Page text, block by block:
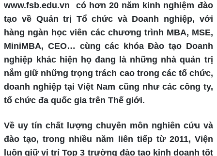
www.fsb.edu.vn có hơn 20 năm kinh nghiệm đào
tạo về Quản trị Tổ chức và Doanh nghiệp, với
hàng ngàn học viên các chương trình MBA, MSE,
MiniMBA, CEO… cùng các khóa Đào tạo Doanh
nghiệp khác hiện họ đang là những nhà quản trị
nắm giữ những trọng trách cao trong các tổ chức,
doanh nghiệp tại Việt Nam cũng như các công ty,
tổ chức đa quốc gia trên Thế giới.
Về uy tín chất lượng chuyên môn nghiên cứu và
đào tạo, trong nhiều năm liên tiếp từ 2011, Viện
luôn giữ vị trí Top 3 trường đào tạo kinh doanh tốt